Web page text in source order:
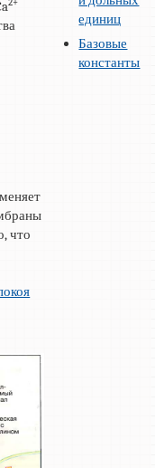
2+
что
единиц
Базовые
константы